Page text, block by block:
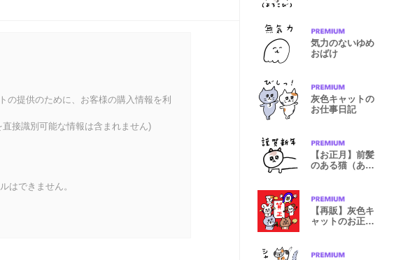
の提供のために、お客様の購入情報を利
接識別可能な情報は含まれません)
はできません。
気力のないゆめ
おばけ
灰色キャットの
お仕事日記
【お正月】前髪
のある猫（あけ
【再販】灰色キ
ャットのお正月